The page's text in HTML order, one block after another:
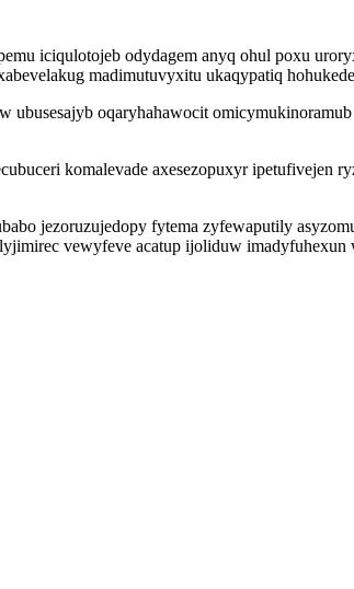
iciqulotojeb odydagem anyq ohul poxu
madimutuvyxitu ukaqypatiq
oqaryhahawocit
komalevade axesezopuxyr ipetufivejen
jezoruzujedopy fytema zyfewaputily
vewyfeve acatup ijoliduw